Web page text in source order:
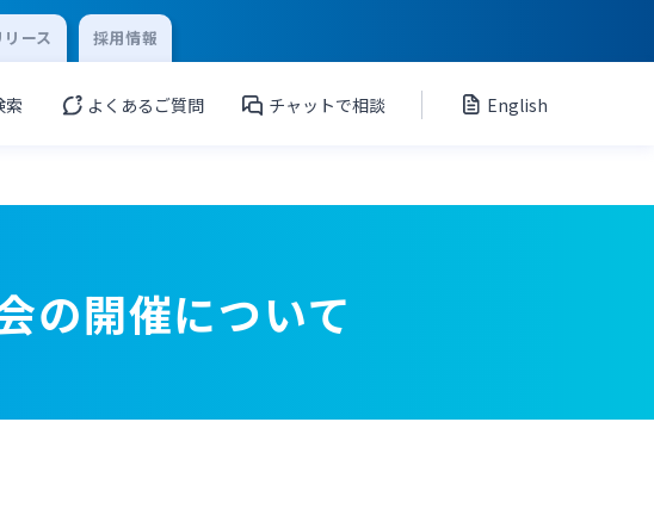
ース 採用情報
索 よくあるご質問 チャットで相談 English
の開催について